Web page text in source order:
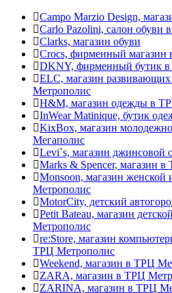
Campo Marzio Design,
Carlo Pazolini, салон обуви
Clarks, магазин обуви
Crocs, фирменный
DKNY, фирменный бутик
ELC, магазин
Метрополис
H&M, магазин одежды в
InWear Matinique, бутик
KixBox, магазин
Мегаполис
Levi`s, магазин
Marks & Spencer, магазин
Monsoon, магазин
Метрополис
MotorCity, детский
Petit Bateau, магазин
Метрополис
re:Store, магазин
ТРЦ Метрополис
Weekend, магазин в ТРЦ
ZARA, магазин в ТРЦ
ZARINA, магазин в ТРЦ